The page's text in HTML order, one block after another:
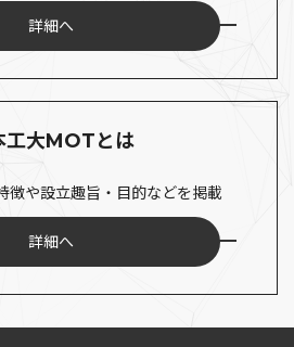
詳細へ
工大MOTとは
徴や設立趣旨・目的などを掲載
詳細へ